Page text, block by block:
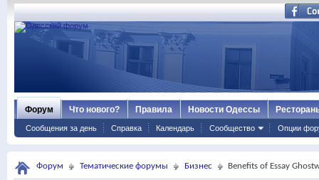
Форум
Сообщения за день Справка Календарь Сообщество Опции
Что нового? Правила Новости Одессы
Форум Тематические форумы Бизнес Benefits of Essay